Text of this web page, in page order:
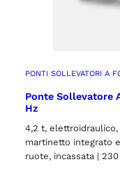
PONTI SOLLEVATORI A
Ponte Sollevatore
Hz
4,2 t,
martinetto integrato
ruote, incassata |